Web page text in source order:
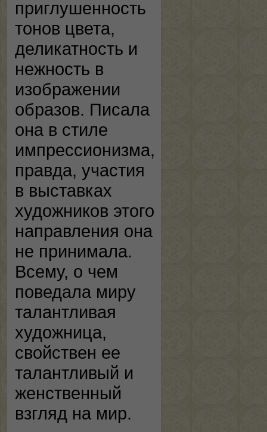
приглушенность
тонов цвета,
деликатность и
нежность в
изображении
образов. Писала
она в стиле
импрессионизма,
правда, участия
в выставках
художников этого
направления она
не принимала.
Всему, о чем
поведала миру
талантливая
художница,
свойствен ее
талантливый и
женственный
взгляд на мир.